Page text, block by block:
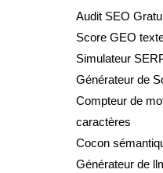
Audit SEO
Score GEO
Simulateur
Générateur de
Compteur de
caractères
Cocon
Générateur de